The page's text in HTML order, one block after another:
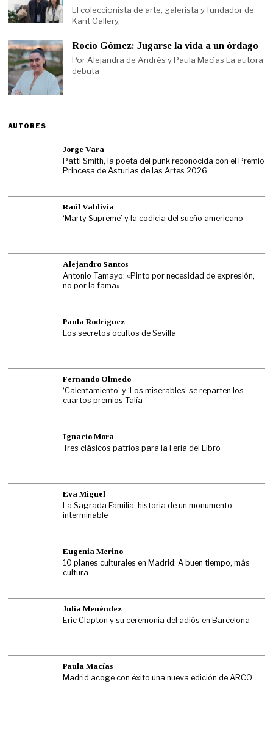
El coleccionista de arte, galerista y fundador de
Kant Gallery,
Rocío Gómez: Jugarse la vida a un órdago
Por Alejandra de Andrés y Paula Macías La autora
debuta
AUTORES
Jorge Vara
Patti Smith, la poeta del punk reconocida con el Premio
Princesa de Asturias de las Artes 2026
Raúl Valdivia
‘Marty Supreme’ y la codicia del sueño americano
Alejandro Santos
Antonio Tamayo: «Pinto por necesidad de expresión,
no por la fama»
Paula Rodríguez
Los secretos ocultos de Sevilla
Fernando Olmedo
‘Calentamiento’ y ‘Los miserables’ se reparten los
cuartos premios Talía
Ignacio Mora
Tres clásicos patrios para la Feria del Libro
Eva Miguel
La Sagrada Familia, historia de un monumento
interminable
Eugenia Merino
10 planes culturales en Madrid: A buen tiempo, más
cultura
Julia Menéndez
Eric Clapton y su ceremonia del adiós en Barcelona
Paula Macías
Madrid acoge con éxito una nueva edición de ARCO